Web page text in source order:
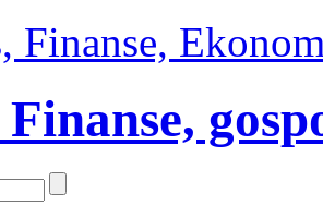
Finanse,
Finanse,